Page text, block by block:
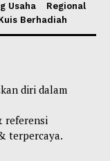
Usaha
Regional
Berhadiah
diri dalam
referensi
terpercaya.